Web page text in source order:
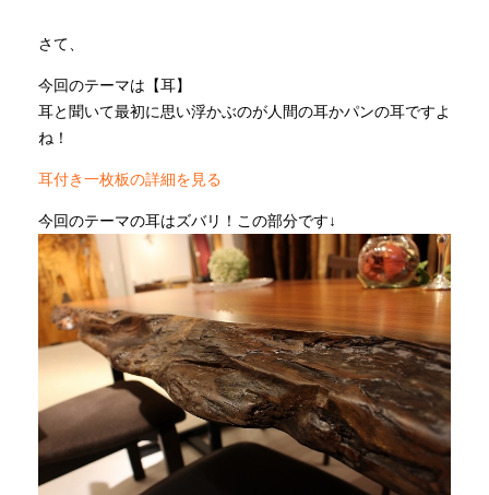
INFORMATION
MOKUBA CHANNEL
よくあるご質問
お問い合わせ
さて、
今回のテーマは【耳】
耳と聞いて最初に思い浮かぶのが人間の耳かパンの耳ですよ
ね！
耳付き一枚板の詳細を見る
今回のテーマの耳はズバリ！この部分です↓